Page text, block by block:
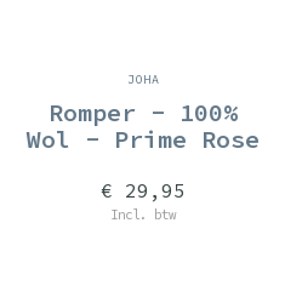
JOHA
Romper - 100%
Wol - Prime Rose
€ 29,95
Incl. btw